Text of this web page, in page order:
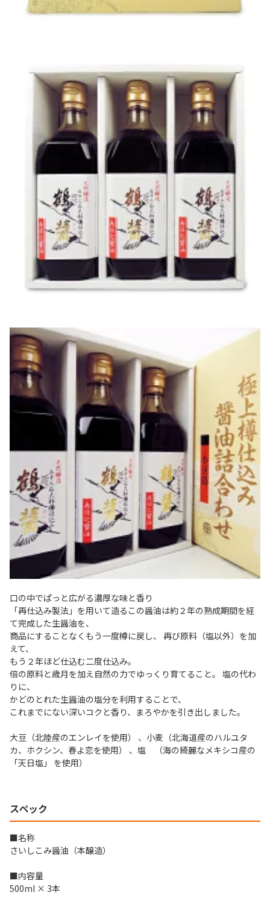
口の中でぱっと広がる濃厚な味と香り
「再仕込み製法」を用いて造るこの醤油は約２年の熟成期間を経
て完成した生醤油を、
商品にすることなくもう一度樽に戻し、 再び原料（塩以外）を加
えて、
もう２年ほど仕込む二度仕込み。
倍の原料と歳月を加え自然の力でゆっくり育てること。 塩の代わ
りに、
かどのとれた生醤油の塩分を利用することで、
これまでにない深いコクと香り、まろやかを引き出しました。
大豆（北陸産のエンレイを使用） 、小麦（北海道産のハルユタ
カ、ホクシン、春よ恋を使用） 、塩 （海の綺麗なメキシコ産の
「天日塩」 を使用）
スペック
■名称
さいしこみ醤油（本醸造）
■内容量
500ml × 3本